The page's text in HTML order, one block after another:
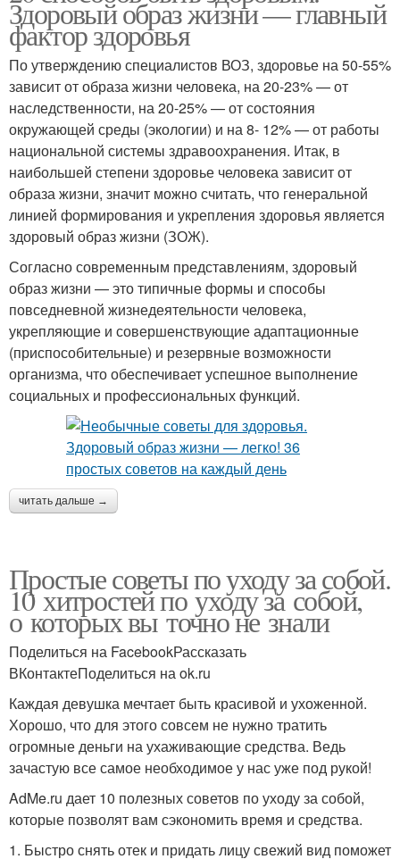
Здоровый образ жизни — главный
фактор здоровья
По утверждению специалистов ВОЗ, здоровье на 50-55%
зависит от образа жизни человека, на 20-23% — от
наследственности, на 20-25% — от состояния
окружающей среды (экологии) и на 8- 12% — от работы
национальной системы здравоохранения. Итак, в
наибольшей степени здоровье человека зависит от
образа жизни, значит можно считать, что генеральной
линией формирования и укрепления здоровья является
здоровый образ жизни (ЗОЖ).
Согласно современным представлениям, здоровый
образ жизни — это типичные формы и способы
повседневной жизнедеятельности человека,
укрепляющие и совершенствующие адаптационные
(приспособительные) и резервные возможности
организма, что обеспечивает успешное выполнение
социальных и профессиональных функций.
читать дальше →
Простые советы по уходу за собой.
10 хитростей по уходу за собой,
о которых вы точно не знали
Поделиться на FacebookРассказать
ВКонтактеПоделиться на ok.ru
Каждая девушка мечтает быть красивой и ухоженной.
Хорошо, что для этого совсем не нужно тратить
огромные деньги на ухаживающие средства. Ведь
зачастую все самое необходимое у нас уже под рукой!
AdMe.ru дает 10 полезных советов по уходу за собой,
которые позволят вам сэкономить время и средства.
1. Быстро снять отек и придать лицу свежий вид поможет